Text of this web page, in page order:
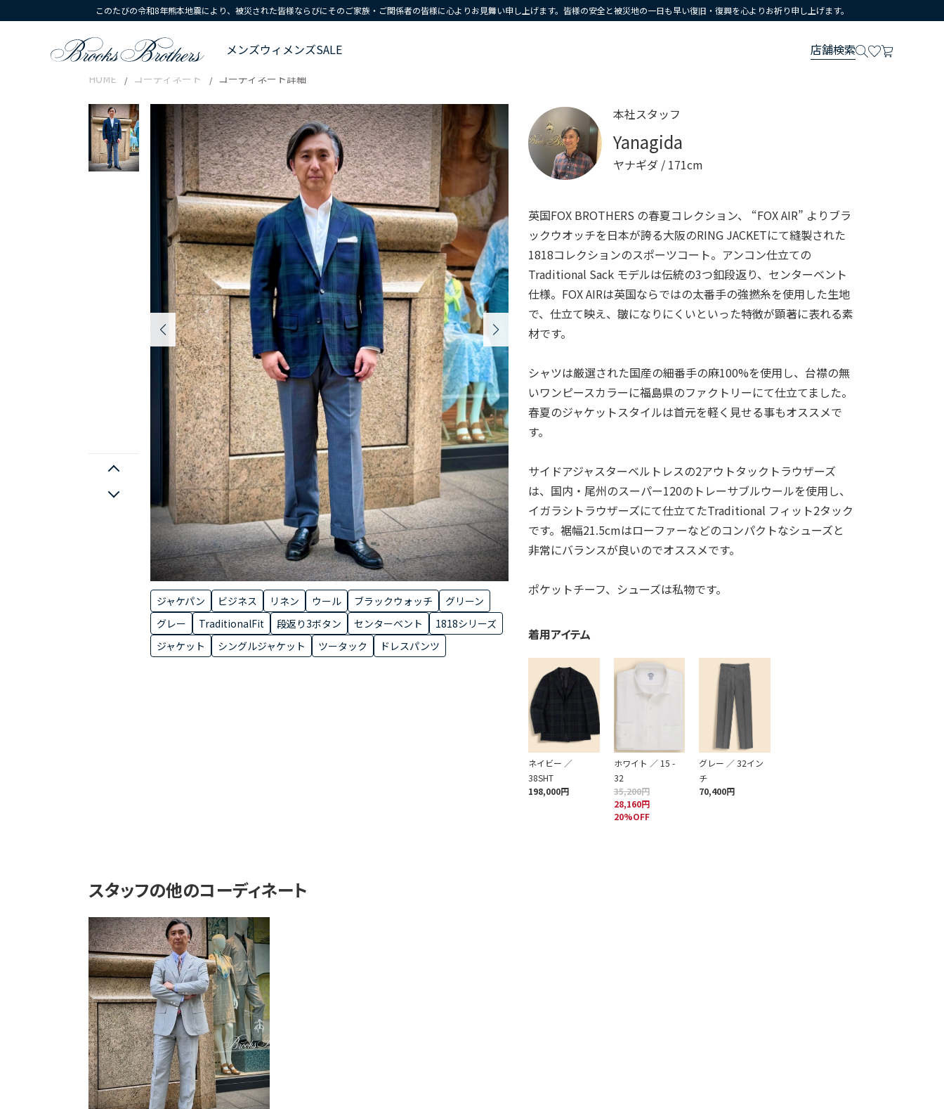
このたびの令和8年熊本地震により、被災された皆様ならびにそのご家族・ご関係者の皆様に心よりお見舞い申し上げます。皆様の安全と被災地の一日も早い復旧・復興を心よりお祈り申し上げます。
メンズウィメンズSALE 店舗検索
HOME コーディネート コーディネート詳細
ジャケパン ビジネス リネン ウール ブラックウォッチ
グリーン
グレー
TraditionalFit 段返り3ボタン センターベント
1818シリーズ
ジャケット
シングルジャケット ツータック ドレスパンツ
本社スタッフ
Yanagida
ヤナギダ/ 171cm
英国FOX BROTHERS の春夏コレクション、 “FOX AIR” よりブラ
ックウオッチを日本が誇る大阪のRING JACKETにて縫製された
1818コレクションのスポーツコート。アンコン仕立ての
Traditional Sack モデルは伝統の3つ釦段返り、センターベント
仕様。FOX AIRは英国ならではの太番手の強撚糸を使用した生地
で、仕立て映え、皺になりにくいといった特徴が顕著に表れる素
材です。
シャツは厳選された国産の細番手の麻100%を使用し、台襟の無
いワンピースカラーに福島県のファクトリーにて仕立てました。
春夏のジャケットスタイルは首元を軽く見せる事もオススメで
す。
サイドアジャスターベルトレスの2アウトタックトラウザーズ
は、国内・尾州のスーパー120のトレーサブルウールを使用し、
イガラシトラウザーズにて仕立てたTraditional フィット2タック
です。裾幅21.5cmはローファーなどのコンパクトなシューズと
非常にバランスが良いのでオススメです。
ポケットチーフ、シューズは私物です。
着用アイテム
ネイビー ／
38SHT
198,000円
ホワイト ／ 15 -
32
35,200円
28,160円
20%OFF
グレー ／ 32イン
チ
70,400円
スタッフの他のコーディネート